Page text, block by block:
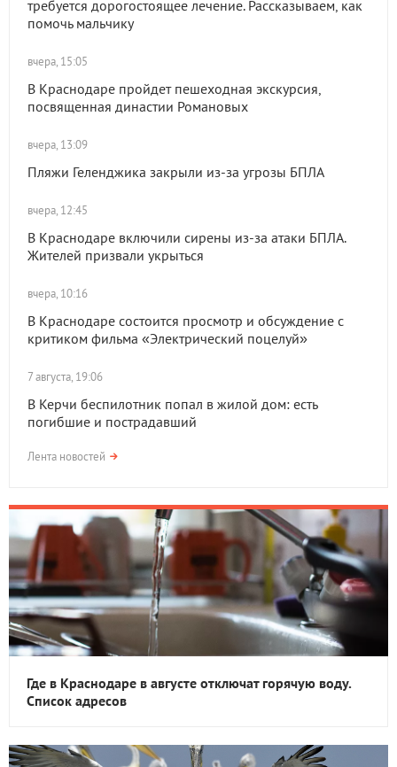
требуется дорогостоящее лечение. Рассказываем, как
помочь мальчику
вчера, 15:05
В Краснодаре пройдет пешеходная экскурсия,
посвященная династии Романовых
вчера, 13:09
Пляжи Геленджика закрыли из-за угрозы БПЛА
вчера, 12:45
В Краснодаре включили сирены из-за атаки БПЛА.
Жителей призвали укрыться
вчера, 10:16
В Краснодаре состоится просмотр и обсуждение с
критиком фильма «Электрический поцелуй»
7 августа, 19:06
В Керчи беспилотник попал в жилой дом: есть
погибшие и пострадавший
Лента новостей
Где в Краснодаре в августе отключат горячую воду.
Список адресов